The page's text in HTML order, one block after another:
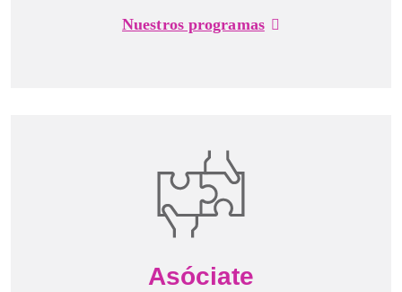
Nuestros programas
Asóciate